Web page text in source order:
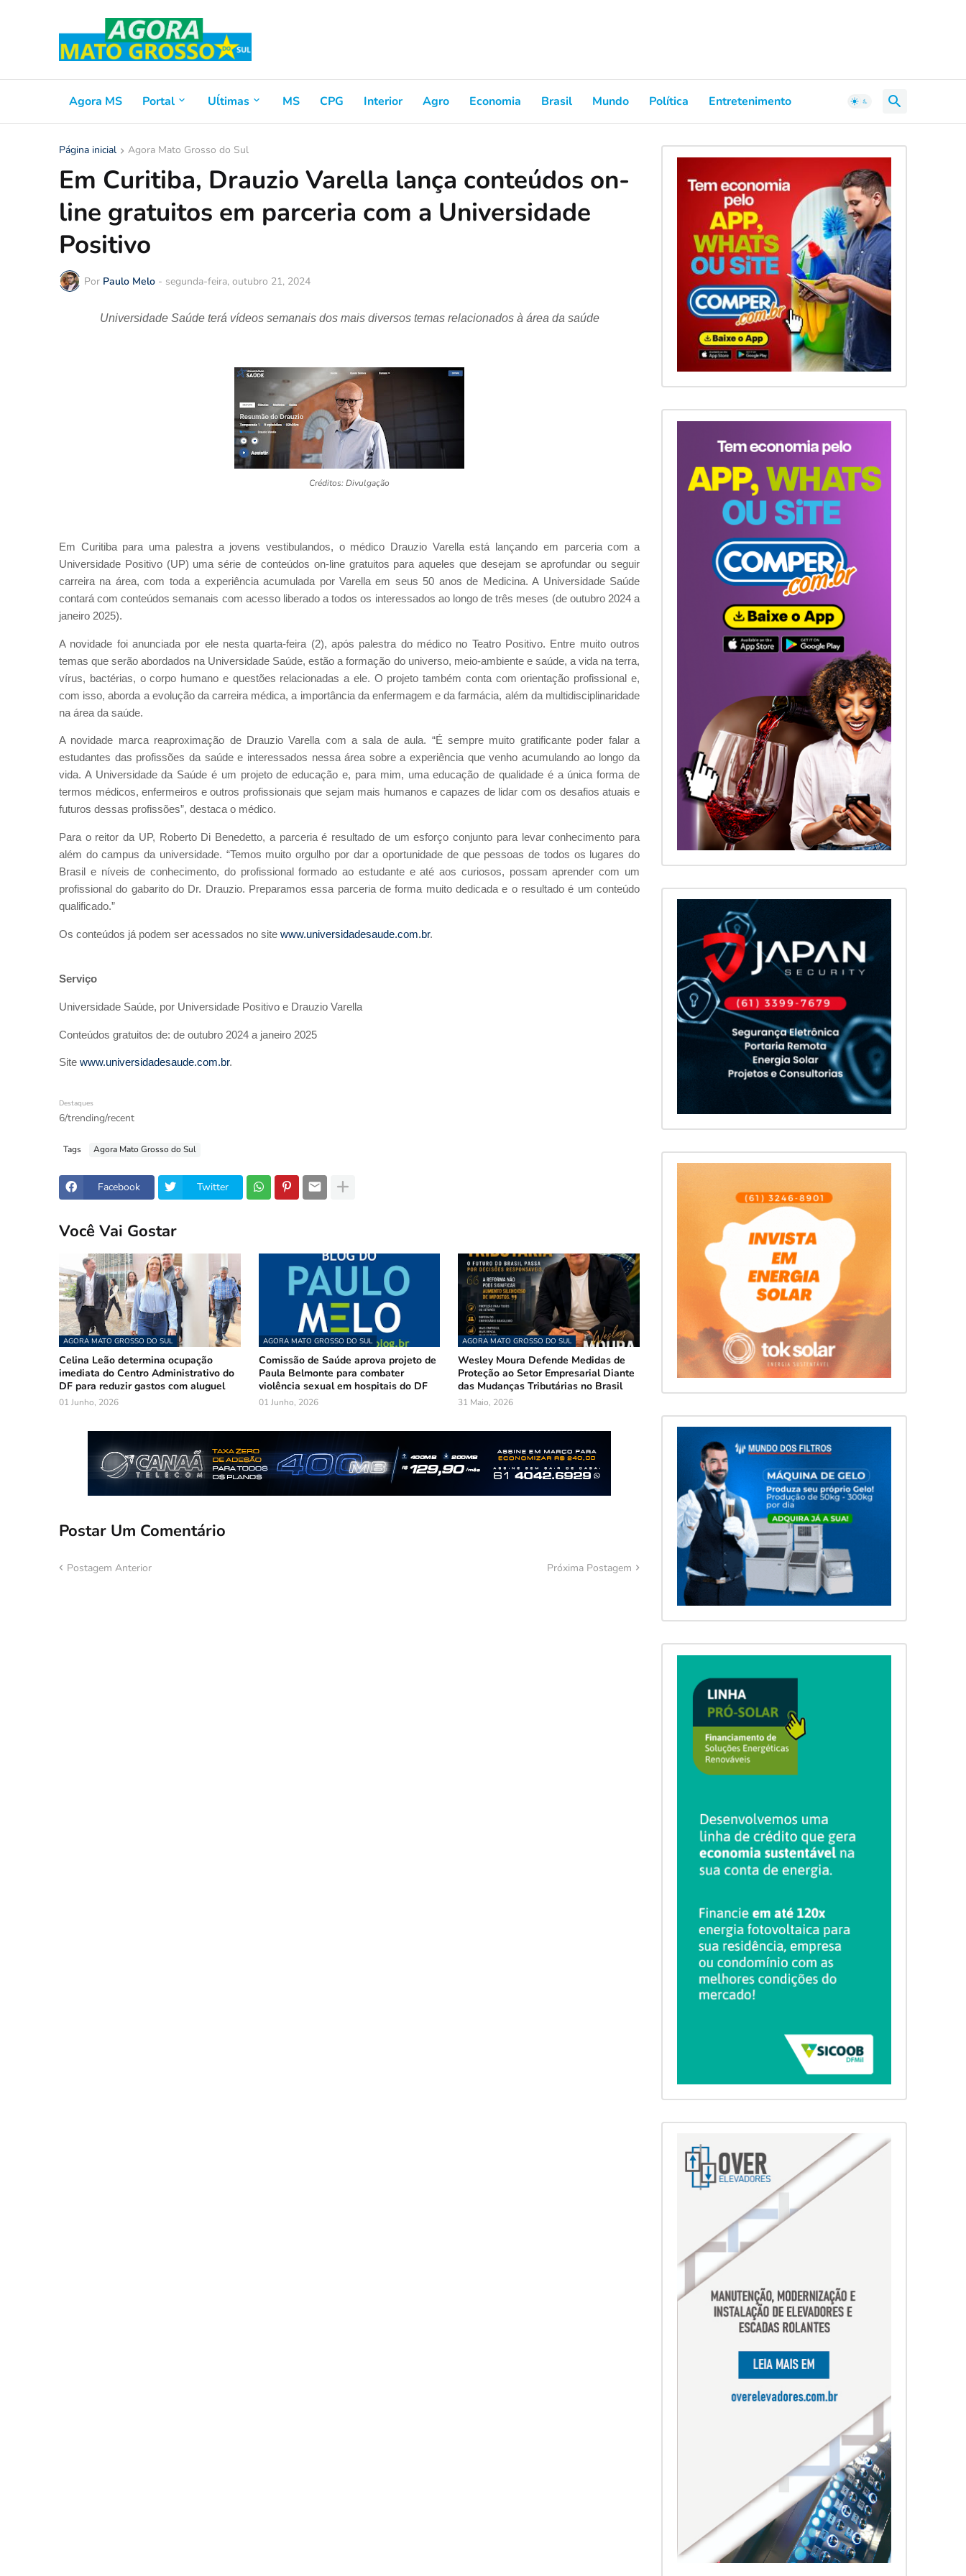
Agora MS Portal Uĺtimas MS CPG Interior Agro Economia Brasil Mundo Política Entretenimento
Página inicial Agora Mato Grosso do Sul
Em Curitiba, Drauzio Varella lança conteúdos on-
line gratuitos em parceria com a Universidade
Positivo
Por Paulo Melo - segunda-feira, outubro 21, 2024
Universidade Saúde terá vídeos semanais dos mais diversos temas relacionados à área da saúde
Créditos: Divulgação
Em Curitiba para uma palestra a jovens vestibulandos, o médico Drauzio Varella está lançando em parceria com a
Universidade Positivo (UP) uma série de conteúdos on-line gratuitos para aqueles que desejam se aprofundar ou seguir
carreira na área, com toda a experiência acumulada por Varella em seus 50 anos de Medicina. A Universidade Saúde
contará com conteúdos semanais com acesso liberado a todos os interessados ao longo de três meses (de outubro 2024 a
janeiro 2025).
A novidade foi anunciada por ele nesta quarta-feira (2), após palestra do médico no Teatro Positivo. Entre muito outros
temas que serão abordados na Universidade Saúde, estão a formação do universo, meio-ambiente e saúde, a vida na terra,
vírus, bactérias, o corpo humano e questões relacionadas a ele. O projeto também conta com orientação profissional e,
com isso, aborda a evolução da carreira médica, a importância da enfermagem e da farmácia, além da multidisciplinaridade
na área da saúde.
A novidade marca reaproximação de Drauzio Varella com a sala de aula. “É sempre muito gratificante poder falar a
estudantes das profissões da saúde e interessados nessa área sobre a experiência que venho acumulando ao longo da
vida. A Universidade da Saúde é um projeto de educação e, para mim, uma educação de qualidade é a única forma de
termos médicos, enfermeiros e outros profissionais que sejam mais humanos e capazes de lidar com os desafios atuais e
futuros dessas profissões”, destaca o médico.
Para o reitor da UP, Roberto Di Benedetto, a parceria é resultado de um esforço conjunto para levar conhecimento para
além do campus da universidade. “Temos muito orgulho por dar a oportunidade de que pessoas de todos os lugares do
Brasil e níveis de conhecimento, do profissional formado ao estudante e até aos curiosos, possam aprender com um
profissional do gabarito do Dr. Drauzio. Preparamos essa parceria de forma muito dedicada e o resultado é um conteúdo
qualificado.”
Os conteúdos já podem ser acessados no site www.universidadesaude.com.br.
Serviço
Universidade Saúde, por Universidade Positivo e Drauzio Varella
Conteúdos gratuitos de: de outubro 2024 a janeiro 2025
Site www.universidadesaude.com.br.
Destaques
6/trending/recent
Tags Agora Mato Grosso do Sul
Facebook Twitter
Você Vai Gostar
AGORA MATO GROSSO DO SUL
Celina Leão determina ocupação
imediata do Centro Administrativo do
DF para reduzir gastos com aluguel
01 Junho, 2026
AGORA MATO GROSSO DO SUL
Comissão de Saúde aprova projeto de
Paula Belmonte para combater
violência sexual em hospitais do DF
01 Junho, 2026
AGORA MATO GROSSO DO SUL
Wesley Moura Defende Medidas de
Proteção ao Setor Empresarial Diante
das Mudanças Tributárias no Brasil
31 Maio, 2026
Postar Um Comentário
Postagem Anterior Próxima Postagem